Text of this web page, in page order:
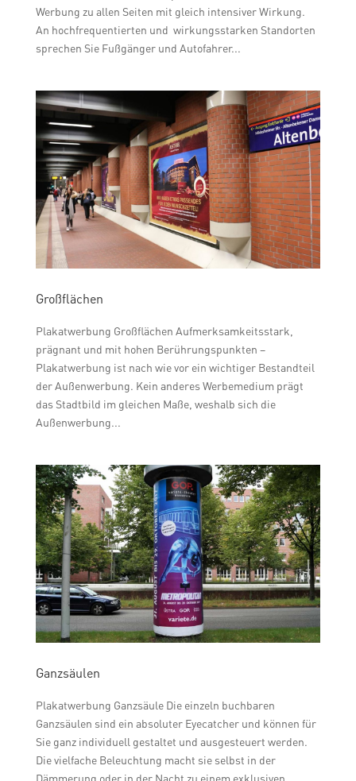
Werbung zu allen Seiten mit gleich intensiver Wirkung.
An hochfrequentierten und wirkungsstarken Standorten
sprechen Sie Fußgänger und Autofahrer...
Großflächen
Plakatwerbung Großflächen Aufmerksamkeitsstark,
prägnant und mit hohen Berührungspunkten –
Plakatwerbung ist nach wie vor ein wichtiger Bestandteil
der Außenwerbung. Kein anderes Werbemedium prägt
das Stadtbild im gleichen Maße, weshalb sich die
Außenwerbung...
Ganzsäulen
Plakatwerbung Ganzsäule Die einzeln buchbaren
Ganzsäulen sind ein absoluter Eyecatcher und können für
Sie ganz individuell gestaltet und ausgesteuert werden.
Die vielfache Beleuchtung macht sie selbst in der
Dämmerung oder in der Nacht zu einem exklusiven